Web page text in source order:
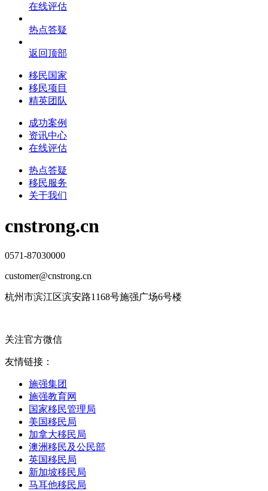
在线评估
热点答疑
返回顶部
移民国家
移民项目
精英团队
成功案例
资讯中心
在线评估
热点答疑
移民服务
关于我们
cnstrong.cn
0571-87030000
customer@cnstrong.cn
杭州市滨江区滨安路1168号施强广场6号楼
关注官方微信
友情链接：
施强集团
施强教育网
国家移民管理局
美国移民局
加拿大移民局
澳洲移民及公民部
英国移民局
新加坡移民局
马耳他移民局